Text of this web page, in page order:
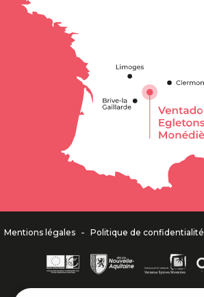
Mentions légales - Politique de confidentialité